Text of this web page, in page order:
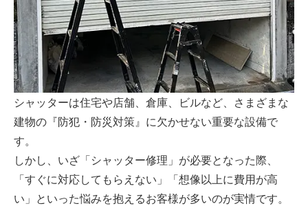
シャッターは住宅や店舗、倉庫、ビルなど、さまざまな
建物の『防犯・防災対策』に欠かせない重要な設備で
す。
しかし、いざ「シャッター修理」が必要となった際、
「すぐに対応してもらえない」「想像以上に費用が高
い」といった悩みを抱えるお客様が多いのが実情です。